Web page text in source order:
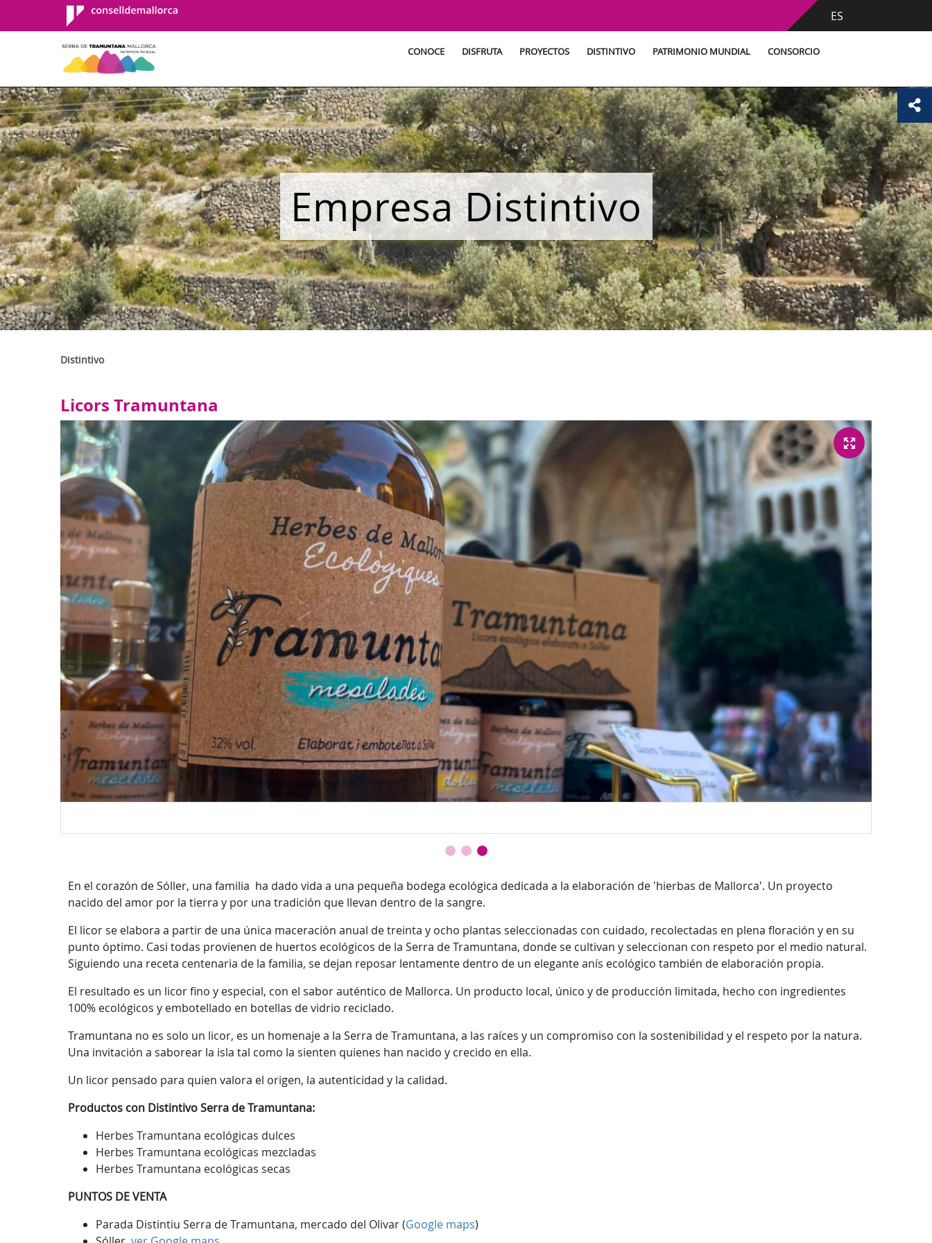
Consell de
Mallorca
ES
CONOCE DISFRUTA PROYECTOS DISTINTIVO PATRIMONIO MUNDIAL CONSORCIO
Empresa Distintivo
Distintivo
Licors Tramuntana
En el corazón de Sóller, una familia ha dado vida a una pequeña bodega ecológica dedicada a la elaboración de 'hierbas de Mallorca'. Un proyecto
nacido del amor por la tierra y por una tradición que llevan dentro de la sangre.
El licor se elabora a partir de una única maceración anual de treinta y ocho plantas seleccionadas con cuidado, recolectadas en plena floración y en su
punto óptimo. Casi todas provienen de huertos ecológicos de la Serra de Tramuntana, donde se cultivan y seleccionan con respeto por el medio natural.
Siguiendo una receta centenaria de la familia, se dejan reposar lentamente dentro de un elegante anís ecológico también de elaboración propia.
El resultado es un licor fino y especial, con el sabor auténtico de Mallorca. Un producto local, único y de producción limitada, hecho con ingredientes
100% ecológicos y embotellado en botellas de vidrio reciclado.
Tramuntana no es solo un licor, es un homenaje a la Serra de Tramuntana, a las raíces y un compromiso con la sostenibilidad y el respeto por la natura.
Una invitación a saborear la isla tal como la sienten quienes han nacido y crecido en ella.
Un licor pensado para quien valora el origen, la autenticidad y la calidad.
Productos con Distintivo Serra de Tramuntana:
Herbes Tramuntana ecológicas dulces
Herbes Tramuntana ecológicas mezcladas
Herbes Tramuntana ecológicas secas
PUNTOS DE VENTA
Parada Distintiu Serra de Tramuntana, mercado del Olivar (Google maps)